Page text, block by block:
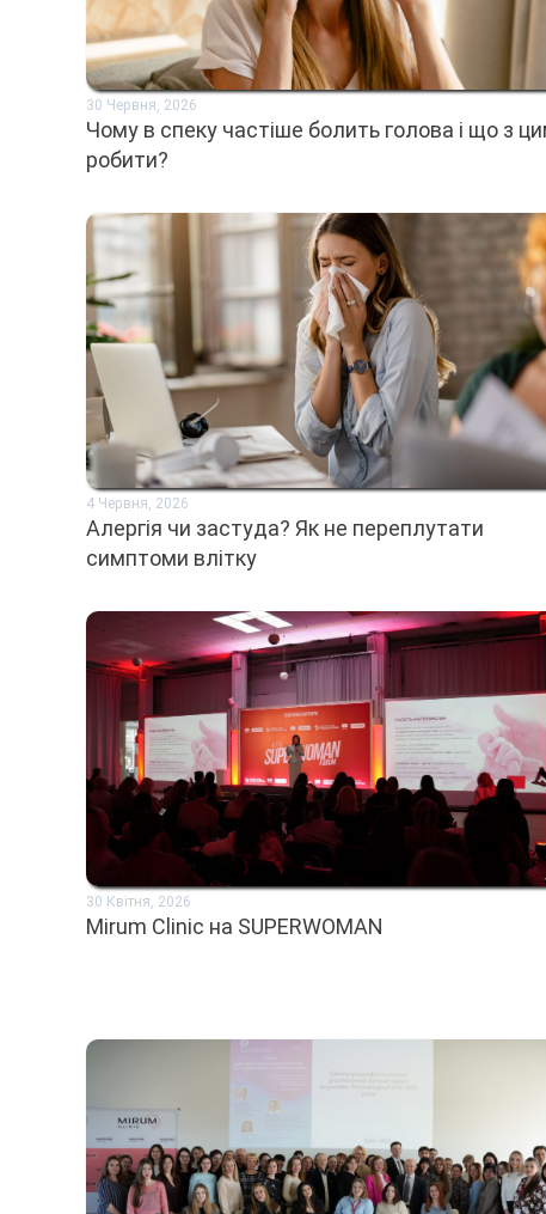
30 Червня, 2026
Чому в спеку частіше болить голова і що з
робити?
4 Червня, 2026
Алергія чи застуда? Як не переплутати
симптоми влітку
30 Квітня, 2026
Mirum Clinic на SUPERWOMAN